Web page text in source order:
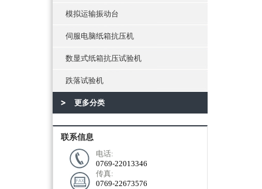
模拟运输振动台
伺服电脑纸箱抗压机
数显式纸箱抗压试验机
跌落试验机
更多分类
联系信息
电话:
0769-22013346
传真:
0769-22673576